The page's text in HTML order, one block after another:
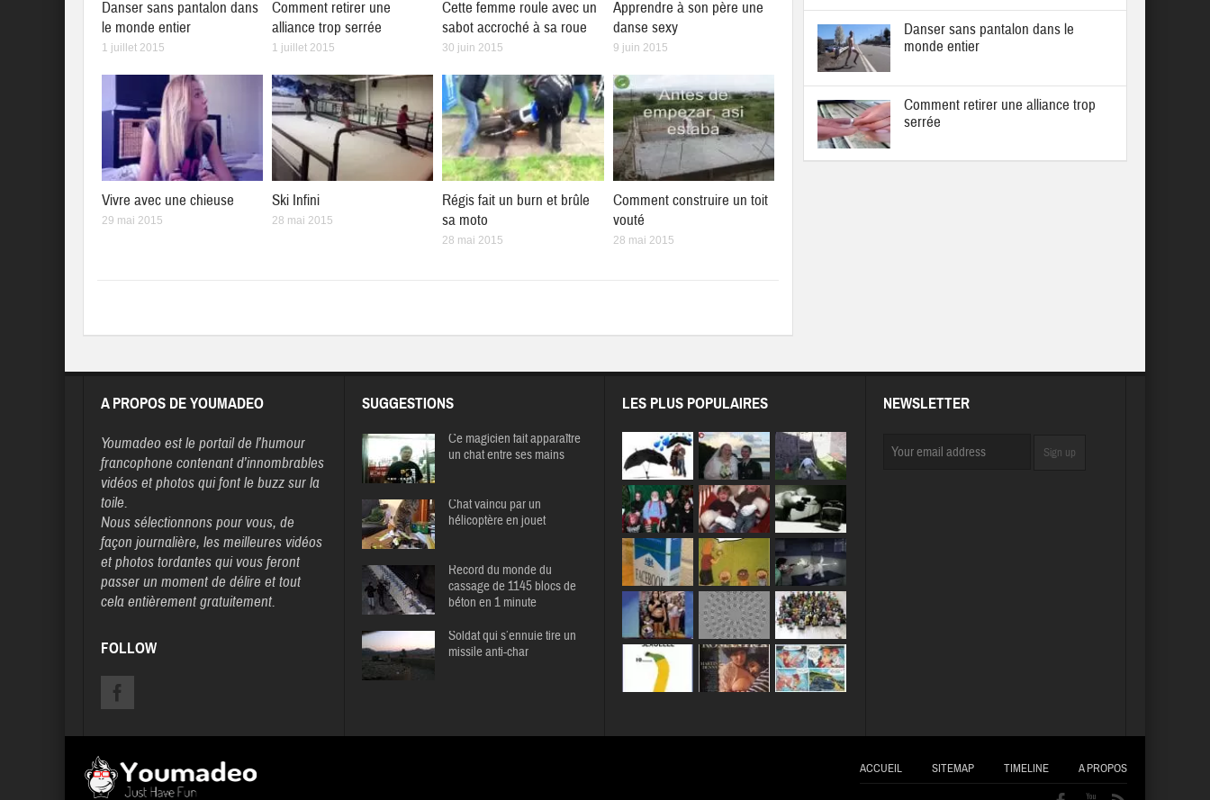
Danser sans pantalon dans
le monde entier
1 juillet 2015
Comment retirer une
alliance trop serrée
1 juillet 2015
Cette femme roule avec un
sabot accroché à sa roue
30 juin 2015
Apprendre à son père une
danse sexy
9 juin 2015
Vivre avec une chieuse
29 mai 2015
Ski Infini
28 mai 2015
Régis fait un burn et brûle
sa moto
28 mai 2015
Comment construire un toit
vouté
28 mai 2015
Danser sans pantalon dans le
monde entier
Comment retirer une alliance trop
serrée
A PROPOS DE YOUMADEO
Youmadeo est le portail de l’humour
francophone contenant d’innombrables
vidéos et photos qui font le buzz sur la
toile.
Nous sélectionnons pour vous, de
façon journalière, les meilleures vidéos
et photos tordantes qui vous feront
passer un moment de délire et tout
cela entièrement gratuitement.
FOLLOW
SUGGESTIONS
Ce magicien fait apparaître
un chat entre ses mains
Chat vaincu par un
hélicoptère en jouet
Record du monde du
cassage de 1145 blocs de
béton en 1 minute
Soldat qui s’ennuie tire un
missile anti-char
LES PLUS POPULAIRES NEWSLETTER
ACCUEIL SITEMAP TIMELINE A PROPOS